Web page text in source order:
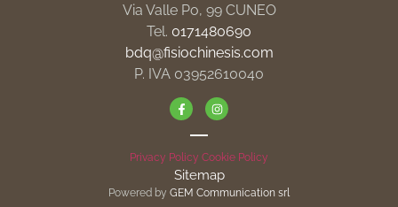
Via Valle Po, 99 CUNEO
Tel. 0171480690
bdq@fisiochinesis.com
P. IVA 03952610040
Privacy Policy Cookie Policy
Sitemap
Powered by GEM Communication srl